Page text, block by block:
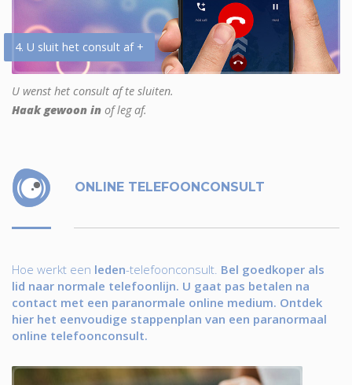
4. U sluit het consult af +
U wenst het consult af te sluiten.
Haak gewoon in of leg af.
ONLINE TELEFOONCONSULT
Hoe werkt een leden-telefoonconsult. Bel goedkoper als
lid naar normale telefoonlijn. U gaat pas betalen na
contact met een paranormale online medium. Ontdek
hier het eenvoudige stappenplan van een paranormaal
online telefoonconsult.